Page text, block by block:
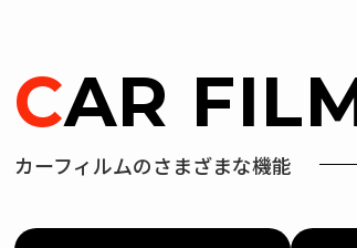
カーフィルムのさまざまな機能
CAR